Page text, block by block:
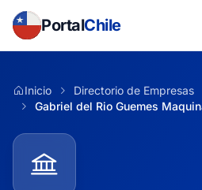
PortalChile
Inicio
Directorio de Empresas
Gabriel del Rio Guemes